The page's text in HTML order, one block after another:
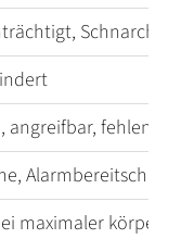
angreifbar, fehlende
Alarmbereitschaft
maximaler